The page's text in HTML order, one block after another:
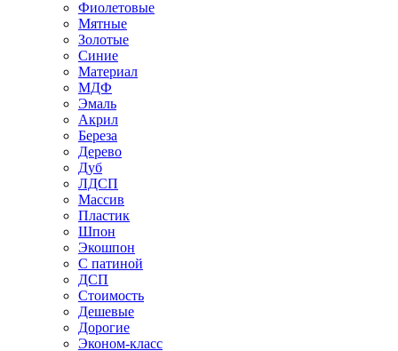
Фиолетовые
Мятные
Золотые
Синие
Материал
МДФ
Эмаль
Акрил
Береза
Дерево
Дуб
ЛДСП
Массив
Пластик
Шпон
Экошпон
С патиной
ДСП
Стоимость
Дешевые
Дорогие
Эконом-класс